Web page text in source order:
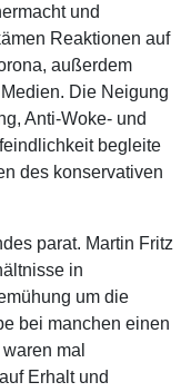
und
Reaktionen auf
außerdem
Die Neigung
Anti-Woke- und
begleite
des konservativen
parat. Martin Fritz
in
um die
bei manchen einen
mal
Erhalt und